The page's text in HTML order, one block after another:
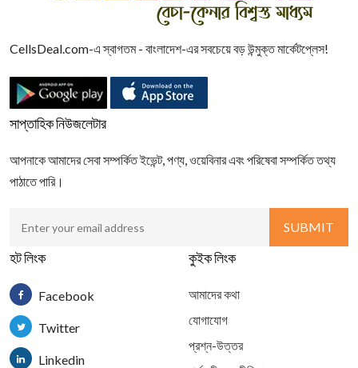
CellsDeal.com-এ স্বাগতম - বাংলাদেশ-এর সবচেয়ে বড় উন্মুক্ত মার্কেটপ্লেস!
সাপ্তাহিক নিউজলেটার
আপনাকে আমাদের সেবা সম্পর্কিত ইভেন্ট, পণ্য, ওয়েবিনার এবং পরিষেবা সম্পর্কিত তথ্য
পাঠাতে পারি।
হট লিংক
Facebook
Twitter
Linkedin
কুইক লিংক
আমাদের কথা
যোগাযোগ
প্রশ্ন-উত্তর